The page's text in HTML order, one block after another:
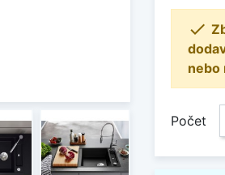

nebo
Počet